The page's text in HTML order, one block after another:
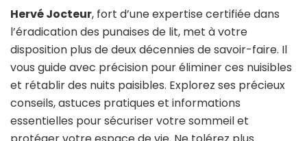
Hervé Jocteur, fort d’une expertise certifiée dans
l’éradication des punaises de lit, met à votre
disposition plus de deux décennies de savoir-faire. Il
vous guide avec précision pour éliminer ces nuisibles
et rétablir des nuits paisibles. Explorez ses précieux
conseils, astuces pratiques et informations
essentielles pour sécuriser votre sommeil et